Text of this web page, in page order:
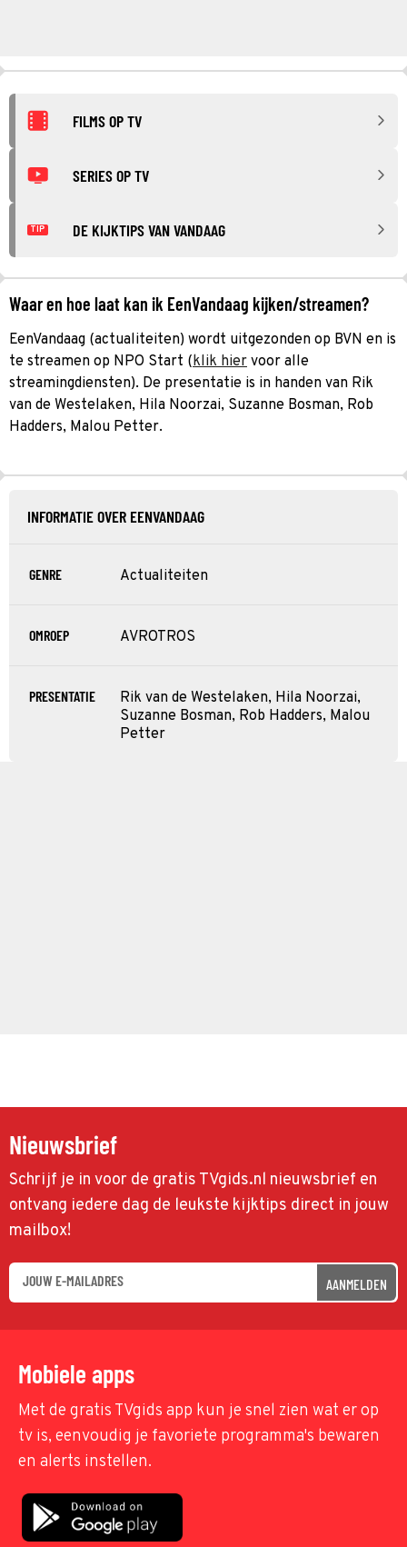
FILMS OP TV
SERIES OP TV
TIP DE KIJKTIPS VAN VANDAAG
Waar en hoe laat kan ik EenVandaag kijken/streamen?
EenVandaag (actualiteiten) wordt uitgezonden op BVN en is
te streamen op NPO Start (klik hier voor alle
streamingdiensten). De presentatie is in handen van Rik
van de Westelaken, Hila Noorzai, Suzanne Bosman, Rob
Hadders, Malou Petter.
INFORMATIE OVER EENVANDAAG
GENRE Actualiteiten
OMROEP AVROTROS
PRESENTATIE
Rik van de Westelaken, Hila Noorzai,
Suzanne Bosman, Rob Hadders, Malou
Petter
Nieuwsbrief
Schrijf je in voor de gratis TVgids.nl nieuwsbrief en
ontvang iedere dag de leukste kijktips direct in jouw
mailbox!
AANMELDEN
Mobiele apps
Met de gratis TVgids app kun je snel zien wat er op
tv is, eenvoudig je favoriete programma's bewaren
en alerts instellen.